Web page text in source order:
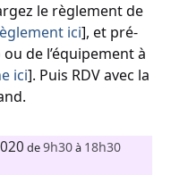
le règlement de
ici], et pré-
de l’équipement à
ici]. Puis RDV avec la
de9h30à 18h30